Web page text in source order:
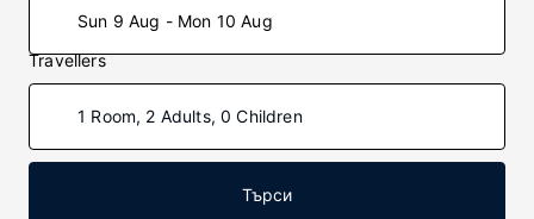
Sun 9 Aug - Mon 10 Aug
Travellers
1 Room, 2 Adults, 0 Children
Търси